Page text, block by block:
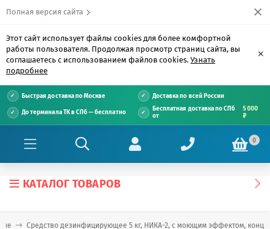
Полная версия сайта
Этот сайт использует файлы cookies для более комфортной
работы пользователя. Продолжая просмотр страниц сайта, вы
соглашаетесь с использованием файлов cookies. Узнать
подробнее
×
Быстрая доставка по Москве Доставка по всей России
До терминала ТК в СПб — бесплатно
Бесплатная доставка по СПб
от
5 000
₽
0
КАТАЛОГ ТОВАРОВ
Средство дезинфицирующее 5 кг, НИКА-2, с моющим эффектом,